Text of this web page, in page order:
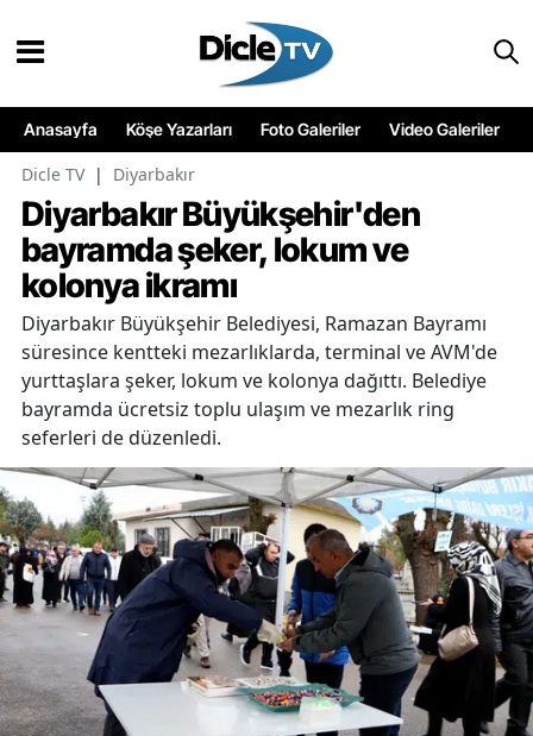
Anasayfa Köşe Yazarları Foto Galeriler Video Galeriler
Dicle TV | Diyarbakır
Diyarbakır Büyükşehir'den
bayramda şeker, lokum ve
kolonya ikramı
Diyarbakır Büyükşehir Belediyesi, Ramazan Bayramı
süresince kentteki mezarlıklarda, terminal ve AVM'de
yurttaşlara şeker, lokum ve kolonya dağıttı. Belediye
bayramda ücretsiz toplu ulaşım ve mezarlık ring
seferleri de düzenledi.